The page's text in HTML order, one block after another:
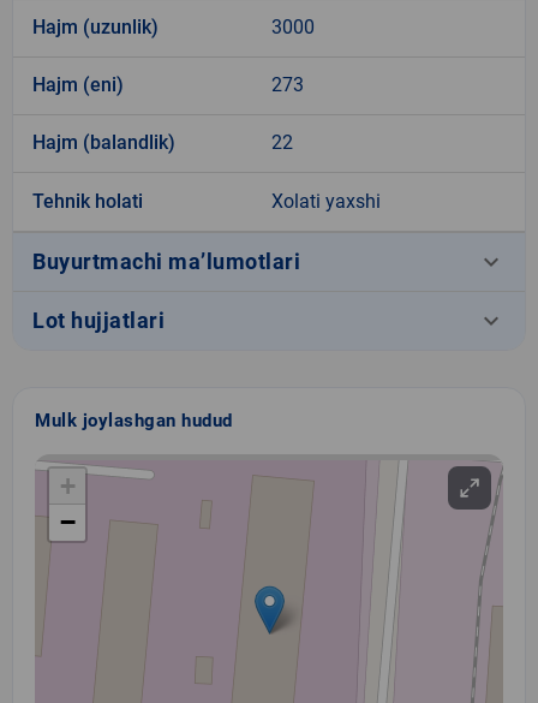
Hajm (uzunlik) 3000
Hajm (eni) 273
Hajm (balandlik) 22
Tehnik holati Xolati yaxshi
Buyurtmachi ma’lumotlari keyboard_arrow_down
Lot hujjatlari keyboard_arrow_down
Mulk joylashgan hudud
+
−